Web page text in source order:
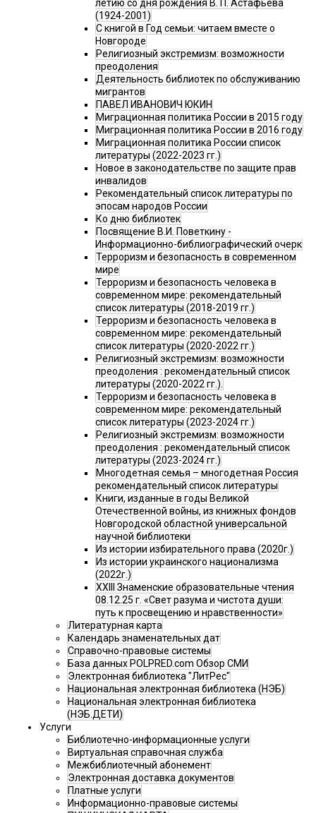
летию со дня рождения В. П. Астафьева
(1924-2001)
С книгой в Год семьи: читаем вместе о
Новгороде
Религиозный экстремизм: возможности
преодоления
Деятельность библиотек по обслуживанию
мигрантов
ПАВЕЛ ИВАНОВИЧ ЮКИН
Миграционная политика России в 2015 году
Миграционная политика России в 2016 году
Миграционная политика России список
литературы (2022-2023 гг.)
Новое в законодательстве по защите прав
инвалидов
Рекомендательный список литературы по
эпосам народов России
Ко дню библиотек
Посвящение В.И. Поветкину -
Информационно-библиографический очерк
Терроризм и безопасность в современном
мире
Терроризм и безопасность человека в
современном мире: рекомендательный
список литературы (2018-2019 гг.)
Терроризм и безопасность человека в
современном мире: рекомендательный
список литературы (2020-2022 гг.)
Религиозный экстремизм: возможности
преодоления : рекомендательный список
литературы (2020-2022 гг.).
Терроризм и безопасность человека в
современном мире: рекомендательный
список литературы (2023-2024 гг.)
Религиозный экстремизм: возможности
преодоления : рекомендательный список
литературы (2023-2024 гг.)
Многодетная семья – многодетная Россия
рекомендательный список литературы
Книги, изданные в годы Великой
Отечественной войны, из книжных фондов
Новгородской областной универсальной
научной библиотеки
Из истории избирательного права (2020г.)
Из истории украинского национализма
(2022г.)
XXIII Знаменские образовательные чтения
08.12.25 г. «Свет разума и чистота души:
путь к просвещению и нравственности»
Литературная карта
Календарь знаменательных дат
Справочно-правовые системы
База данных POLPRED.com Обзор СМИ
Электронная библиотека "ЛитРес"
Национальная электронная библиотека (НЭБ)
Национальная электронная библиотека
(НЭБ.ДЕТИ)
Услуги
Библиотечно-информационные услуги
Виртуальная справочная служба
Межбиблиотечный абонемент
Электронная доставка документов
Платные услуги
Информационно-правовые системы